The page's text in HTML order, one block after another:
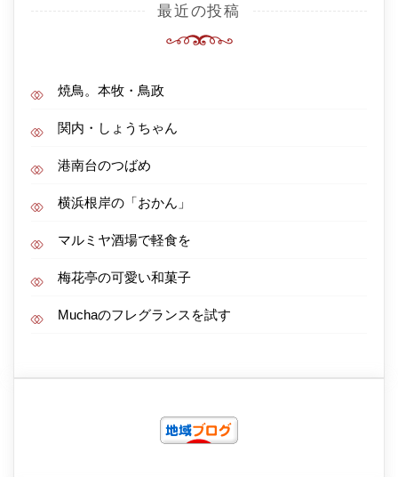
最近の投稿
焼鳥。本牧・鳥政
関内・しょうちゃん
港南台のつばめ
横浜根岸の「おかん」
マルミヤ酒場で軽食を
梅花亭の可愛い和菓子
Muchaのフレグランスを試す